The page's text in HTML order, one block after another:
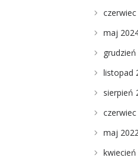
maj
listopad
sierpień
maj